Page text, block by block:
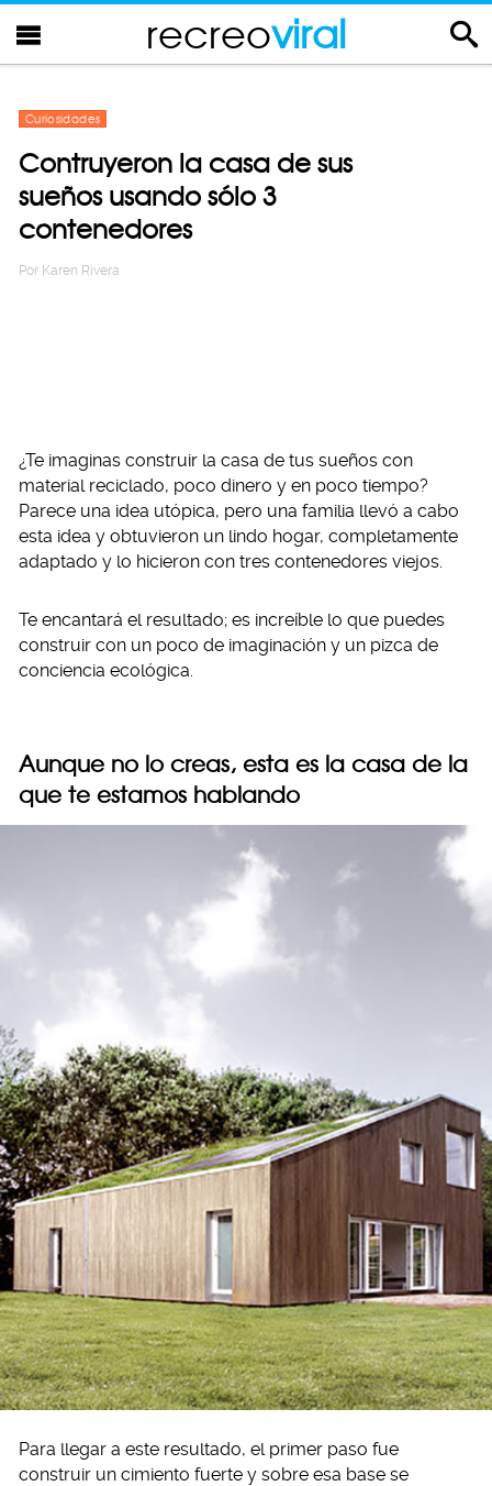
recreoviral
Curiosidades
Contruyeron la casa de sus
sueños usando sólo 3
contenedores
Por Karen Rivera
¿Te imaginas construir la casa de tus sueños con
material reciclado, poco dinero y en poco tiempo?
Parece una idea utópica, pero una familia llevó a cabo
esta idea y obtuvieron un lindo hogar, completamente
adaptado y lo hicieron con tres contenedores viejos.
Te encantará el resultado; es increíble lo que puedes
construir con un poco de imaginación y un pizca de
conciencia ecológica.
Aunque no lo creas, esta es la casa de la
que te estamos hablando
Para llegar a este resultado, el primer paso fue
construir un cimiento fuerte y sobre esa base se